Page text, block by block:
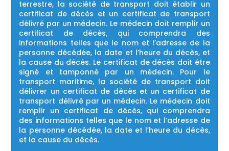
terrestre, la société de transport doit établir un
certificat de décès et un certificat de transport
délivré par un médecin. Le médecin doit remplir un
certificat de décès, qui comprendra des
informations telles que le nom et l’adresse de la
personne décédée, la date et l’heure du décès, et
la cause du décès. Le certificat de décès doit être
signé et tamponné par un médecin. Pour le
transport maritime, la société de transport doit
délivrer un certificat de décès et un certificat de
transport délivré par un médecin. Le médecin doit
remplir un certificat de décès, qui comprendra
des informations telles que le nom et l’adresse de
la personne décédée, la date et l’heure du décès,
et la cause du décès.